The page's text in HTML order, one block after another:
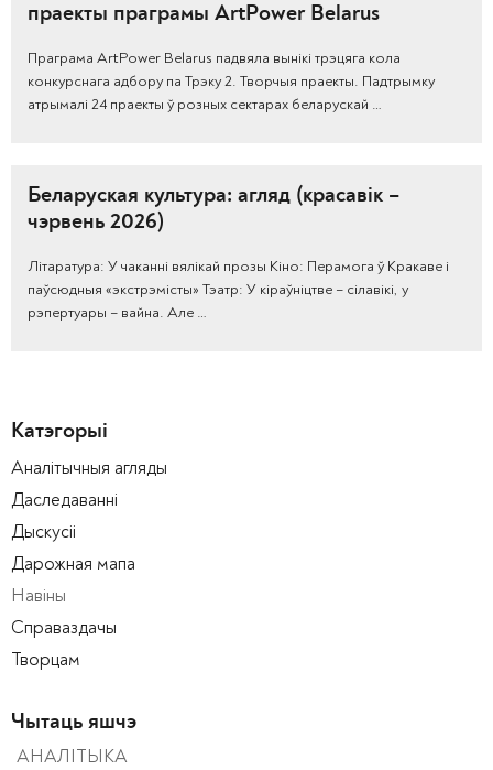
праекты праграмы ArtPower Belarus
Праграма ArtPower Belarus падвяла вынікі трэцяга кола
конкурснага адбору па Трэку 2. Творчыя праекты. Падтрымку
атрымалі 24 праекты ў розных сектарах беларускай …
Беларуская культура: агляд (красавік –
чэрвень 2026)
Літаратура: У чаканні вялікай прозы Кіно: Перамога ў Кракаве і
паўсюдныя «экстрэмісты» Тэатр: У кіраўніцтве – сілавікі, у
рэпертуары – вайна. Але …
Катэгорыі
Аналітычныя агляды
Даследаванні
Дыскусіі
Дарожная мапа
Навіны
Справаздачы
Творцам
Чытаць яшчэ
АНАЛІТЫКА